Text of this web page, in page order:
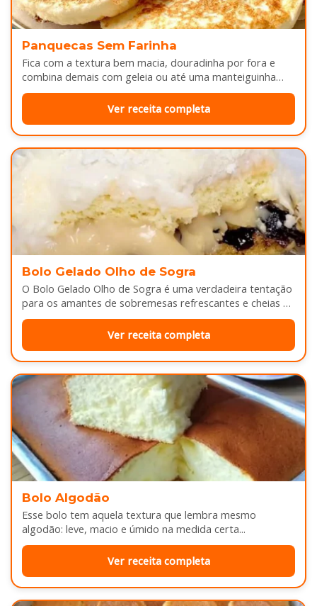
Panquecas Sem Farinha
Fica com a textura bem macia, douradinha por fora e
combina demais com geleia ou até uma manteiguinha
derretendo por cima...
Ver receita completa
Bolo Gelado Olho de Sogra
O Bolo Gelado Olho de Sogra é uma verdadeira tentação
para os amantes de sobremesas refrescantes e cheias de
sabor...
Ver receita completa
Bolo Algodão
Esse bolo tem aquela textura que lembra mesmo
algodão: leve, macio e úmido na medida certa...
Ver receita completa